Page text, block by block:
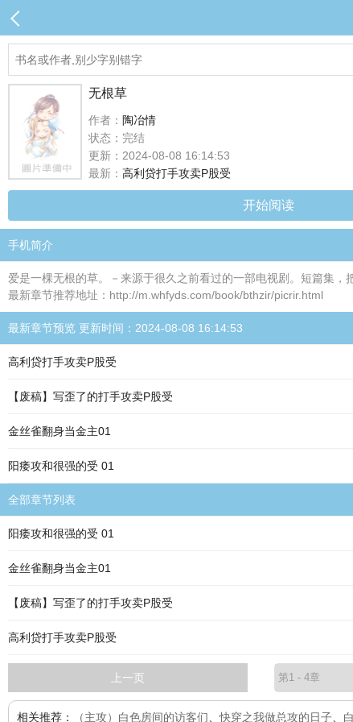
无根草
作者： 陶冶情
状态：完结
更新：2024-08-08 16:14:53
最新： 高利贷打手攻卖P股受
开始阅读
手机简介
爱是一棵无根的草。－来源于很久之前看过的一部电视剧。短篇集
最新章节推荐地址：http://m.whfyds.com/book/bthzir/picrir.html
最新章节预览 更新时间：2024-08-08 16:14:53
高利贷打手攻卖P股受
【废稿】写歪了的打手攻卖P股受
金丝雀翻身当金主01
阳痿攻和很强的受 01
全部章节列表
阳痿攻和很强的受 01
金丝雀翻身当金主01
【废稿】写歪了的打手攻卖P股受
高利贷打手攻卖P股受
上一页
相关推荐： （主攻）白色房间的访客们 、快穿之我做总攻的日子